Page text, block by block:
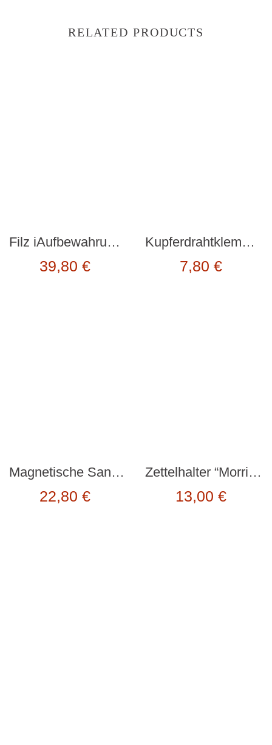
RELATED PRODUCTS
Filz iAufbewahrung “iBed Storage” von Kikkerland
39,80 €
Kupferdrahtklemmen 6er Set “WIRE CLIPS” kupfer von Kikkerland
7,80 €
Magnetische Sanduhr “HOURGLASS” von Kikkerland
22,80 €
Zettelhalter “Morris Memo” rot von Monkey Business
13,00 €